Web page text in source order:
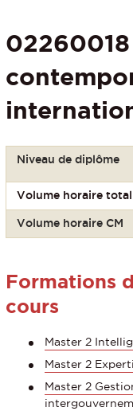
Niveau de diplôme
Volume horaire total
Volume horaire CM
Formations
cours
Master 2
Master 2
Master 2